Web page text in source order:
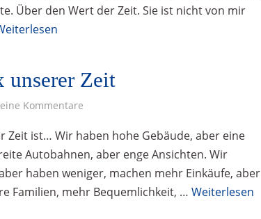
Über den Wert der Zeit. Sie ist nicht von mir
unserer Zeit
Kommentare
Zeit ist… Wir haben hohe Gebäude, aber eine
Autobahnen, aber enge Ansichten. Wir
haben weniger, machen mehr Einkäufe, aber
Familien, mehr Bequemlichkeit, … Weiterlesen